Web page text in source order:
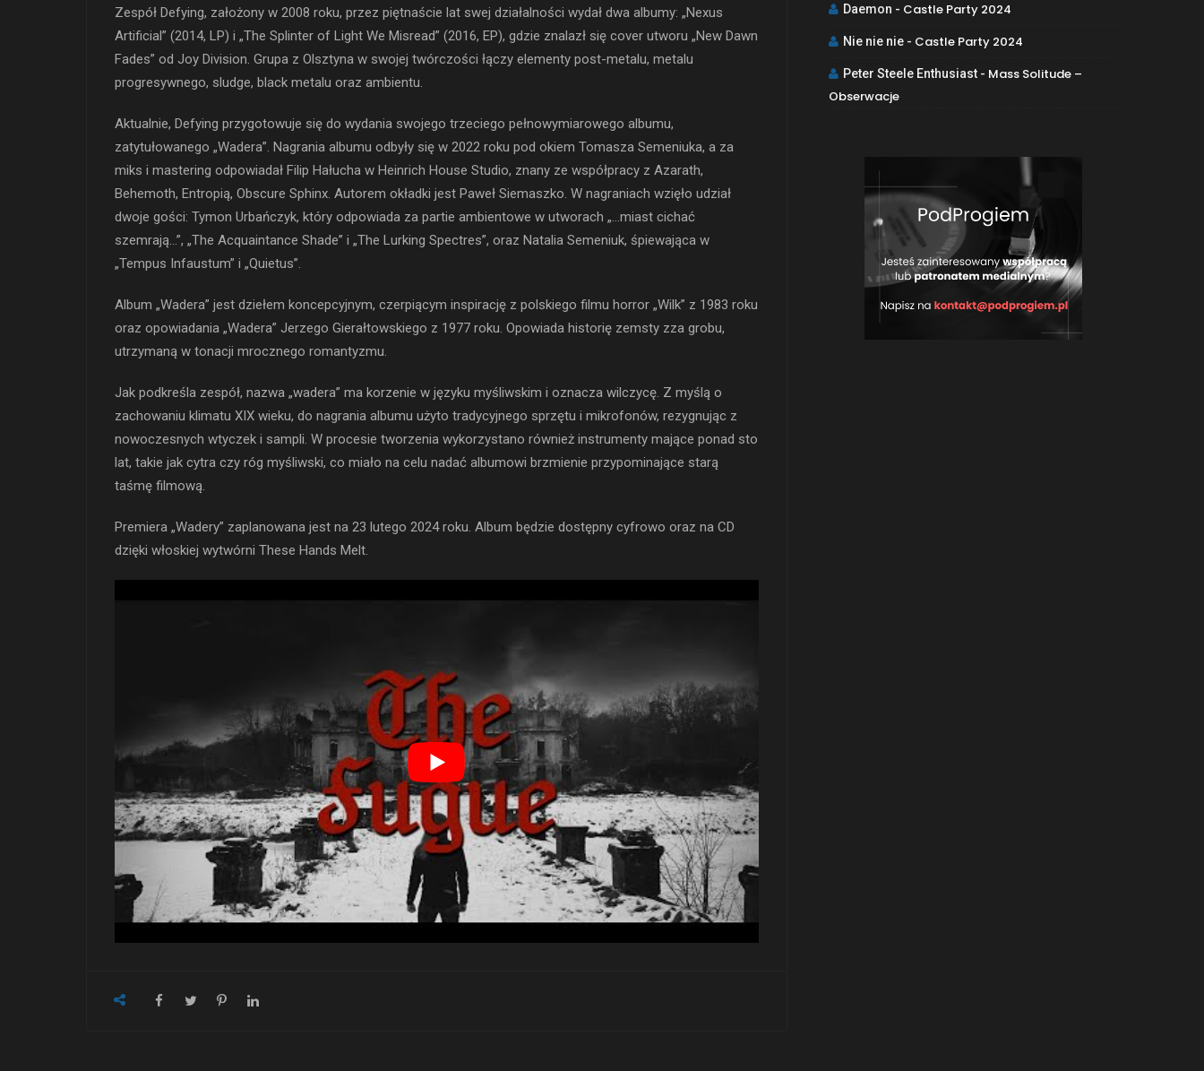
Zespół Defying, założony w 2008 roku, przez piętnaście lat swej działalności wydał dwa albumy: „Nexus
Artificial” (2014, LP) i „The Splinter of Light We Misread” (2016, EP), gdzie znalazł się cover utworu „New Dawn
Fades” od Joy Division. Grupa z Olsztyna w swojej twórczości łączy elementy post-metalu, metalu
progresywnego, sludge, black metalu oraz ambientu.
Aktualnie, Defying przygotowuje się do wydania swojego trzeciego pełnowymiarowego albumu,
zatytułowanego „Wadera”. Nagrania albumu odbyły się w 2022 roku pod okiem Tomasza Semeniuka, a za
miks i mastering odpowiadał Filip Hałucha w Heinrich House Studio, znany ze współpracy z Azarath,
Behemoth, Entropią, Obscure Sphinx. Autorem okładki jest Paweł Siemaszko. W nagraniach wzięło udział
dwoje gości: Tymon Urbańczyk, który odpowiada za partie ambientowe w utworach „…miast cichać
szemrają…”, „The Acquaintance Shade” i „The Lurking Spectres”, oraz Natalia Semeniuk, śpiewająca w
„Tempus Infaustum” i „Quietus”.
Album „Wadera” jest dziełem koncepcyjnym, czerpiącym inspirację z polskiego filmu horror „Wilk” z 1983 roku
oraz opowiadania „Wadera” Jerzego Gierałtowskiego z 1977 roku. Opowiada historię zemsty zza grobu,
utrzymaną w tonacji mrocznego romantyzmu.
Jak podkreśla zespół, nazwa „wadera” ma korzenie w języku myśliwskim i oznacza wilczycę. Z myślą o
zachowaniu klimatu XIX wieku, do nagrania albumu użyto tradycyjnego sprzętu i mikrofonów, rezygnując z
nowoczesnych wtyczek i sampli. W procesie tworzenia wykorzystano również instrumenty mające ponad sto
lat, takie jak cytra czy róg myśliwski, co miało na celu nadać albumowi brzmienie przypominające starą
taśmę filmową.
Premiera „Wadery” zaplanowana jest na 23 lutego 2024 roku. Album będzie dostępny cyfrowo oraz na CD
dzięki włoskiej wytwórni These Hands Melt.
Daemon - Castle Party 2024
Nie nie nie - Castle Party 2024
Peter Steele Enthusiast - Mass Solitude –
Obserwacje